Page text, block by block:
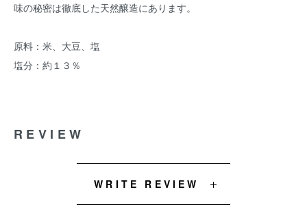
味の秘密は徹底した天然醸造にあります。
原料：米、大豆、塩
塩分：約１３％
REVIEW
WRITE REVIEW